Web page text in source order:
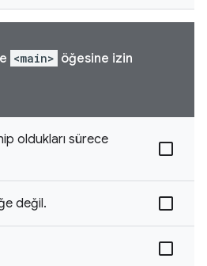
<main> öğesine izin
oldukları sürece
değil.